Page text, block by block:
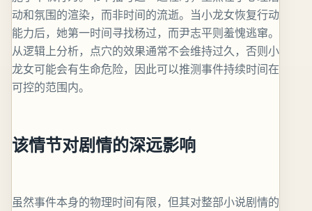
动和氛围的渲染，而非时间的流逝。当小龙女恢复行动
能力后，她第一时间寻找杨过，而尹志平则羞愧逃窜。
从逻辑上分析，点穴的效果通常不会维持过久，否则小
龙女可能会有生命危险，因此可以推测事件持续时间在
可控的范围内。
该情节对剧情的深远影响
虽然事件本身的物理时间有限，但其对整部小说剧情的